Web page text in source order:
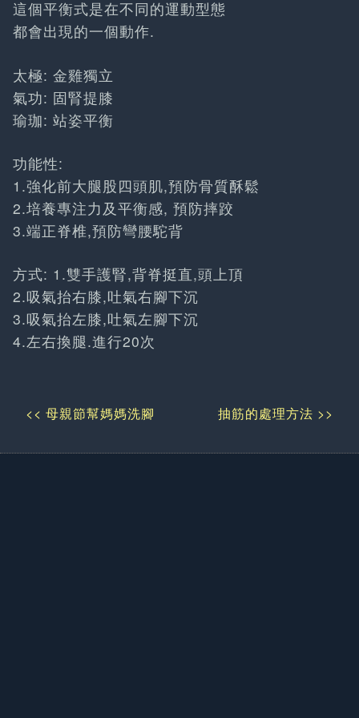
這個平衡式是在不同的運動型態
都會出現的一個動作.
太極: 金雞獨立
氣功: 固腎提膝
瑜珈: 站姿平衡
功能性:
1.強化前大腿股四頭肌,預防骨質酥鬆
2.培養專注力及平衡感, 預防摔跤
3.端正脊椎,預防彎腰駝背
方式: 1.雙手護腎,背脊挺直,頭上頂
2.吸氣抬右膝,吐氣右腳下沉
3.吸氣抬左膝,吐氣左腳下沉
4.左右換腿.進行20次
抽筋的處理方法 >>
<< 母親節幫媽媽洗腳